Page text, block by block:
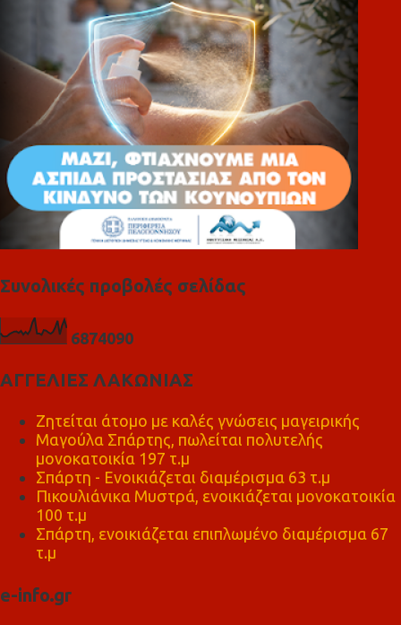
Συνολικές προβολές σελίδας
6874090
ΑΓΓΕΛΙΕΣ ΛΑΚΩΝΙΑΣ
Ζητείται άτομο με καλές γνώσεις μαγειρικής
Μαγούλα Σπάρτης, πωλείται πολυτελής
μονοκατοικία 197 τ.μ
Σπάρτη - Ενοικιάζεται διαμέρισμα 63 τ.μ
Πικουλιάνικα Μυστρά, ενοικιάζεται μονοκατοικία
100 τ.μ
Σπάρτη, ενοικιάζεται επιπλωμένο διαμέρισμα 67
τ.μ
e-info.gr